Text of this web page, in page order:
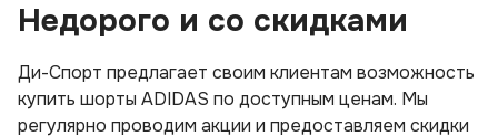
Недорого и со скидками
Ди-Спорт предлагает своим клиентам возможность
купить шорты ADIDAS по доступным ценам. Мы
регулярно проводим акции и предоставляем скидки